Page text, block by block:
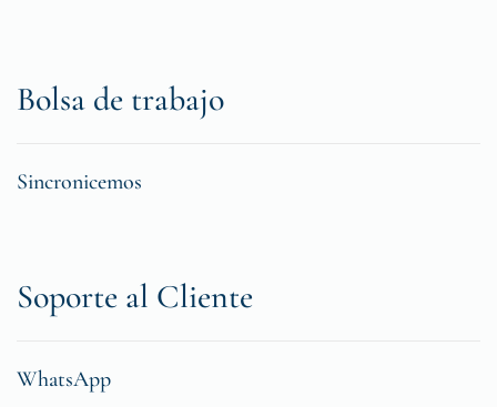
Bolsa de trabajo
Sincronicemos
Soporte al Cliente
WhatsApp